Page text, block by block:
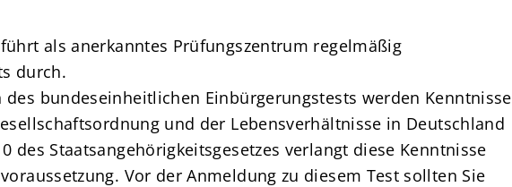
als anerkanntes Prüfungszentrum regelmäßig
durch.
des bundeseinheitlichen Einbürgerungstests werden Kenntnisse
und der Lebensverhältnisse in Deutschland
des Staatsangehörigkeitsgesetzes verlangt diese Kenntnisse
Vor der Anmeldung zu diesem Test sollten Sie